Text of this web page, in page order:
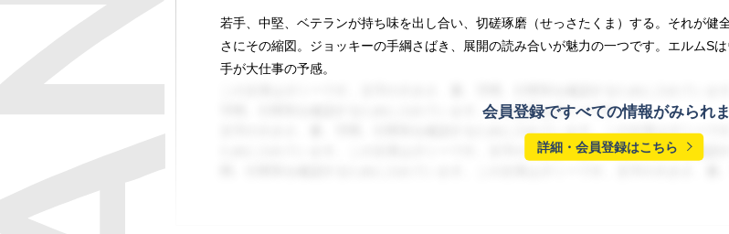
若手、中堅、ベテランが持ち味を出し合い、切磋琢磨（せっさたくま）する。それが健
さにその縮図。ジョッキーの手綱さばき、展開の読み合いが魅力の一つです。エルムS
手が大仕事の予感。
会員登録ですべての情報がみられ
詳細・会員登録はこちら
字間、行間等を確認するために入れています。この文章はダミーです。
文字の大きさ、量、字間、行間等を確認するために入れています。この文章はダミーで
ために入れています。この文章はダミーです。文字の大きさ、量、字間、行間等を確認